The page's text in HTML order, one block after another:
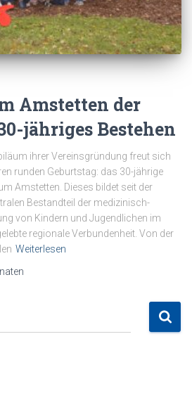
Amstetten der
jähriges Bestehen
ihrer Vereinsgründung freut sich
runden Geburtstag: das 30-jährige
Amstetten. Dieses bildet seit der
Bestandteil der medizinisch-
von Kindern und Jugendlichen im
regionale Verbundenheit. Von der
Weiterlesen